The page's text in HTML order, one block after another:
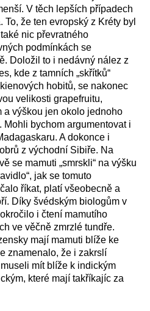
V těch lepších případech
že ten evropský z Kréty byl
nic převratného
podmínkách se
Doložil to i nedávný nález z
kde z tamních „skřítků“
hobitů, se nakonec
velikosti grapefruitu,
a výškou jen okolo jednoho
. Mohli bychom argumentovat i
A dokonce i
z východní Sibiře. Na
se mamuti „smrskli“ na výšku
jak se tomuto
říkat, platí všeobecně a
Díky švédským biologům v
i čtení mamutího
ve věčně zmrzlé tundře.
mají mamuti blíže ke
znamenalo, že i zakrslí
mít blíže k indickým
které mají takříkajíc za